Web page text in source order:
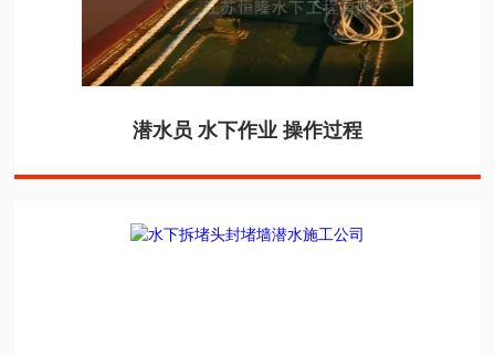
潜水员 水下作业 操作过程